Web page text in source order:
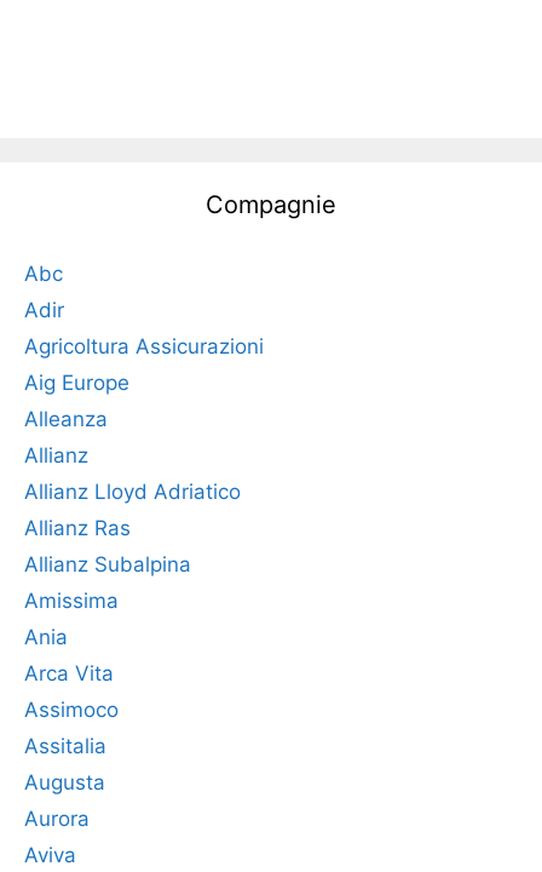
Compagnie
Abc
Adir
Agricoltura Assicurazioni
Aig Europe
Alleanza
Allianz
Allianz Lloyd Adriatico
Allianz Ras
Allianz Subalpina
Amissima
Ania
Arca Vita
Assimoco
Assitalia
Augusta
Aurora
Aviva